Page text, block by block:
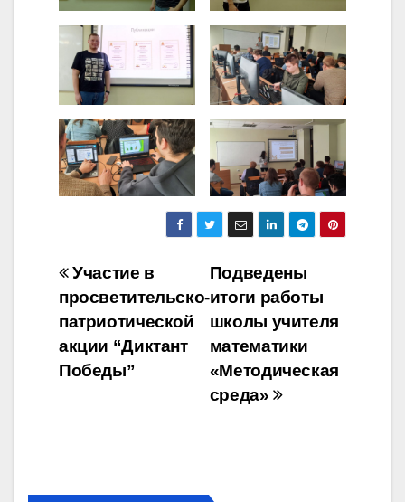
Навигация
по
записям
Подведены
итоги работы
школы учителя
математики
«Методическая
среда»
Участие в
просветительско-
патриотической
акции “Диктант
Победы”